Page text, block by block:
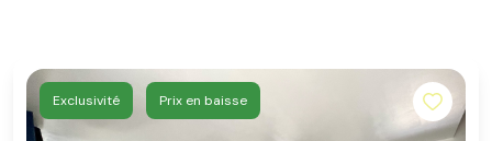
Exclusivité Prix en baisse